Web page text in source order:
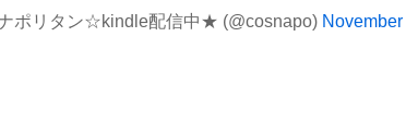
リタン☆kindle配信中★ (@cosnapo) November